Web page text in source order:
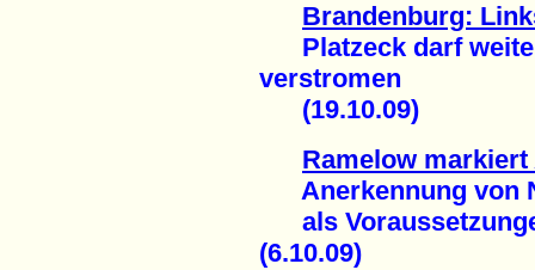
Brandenburg:
Platzeck darf
verstromen
(19.10.09)
Ramelow
Anerkennung von
als
(6.10.09)